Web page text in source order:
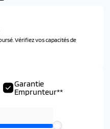
Garantie
Emprunteur**
Vérifiez vos capacités de